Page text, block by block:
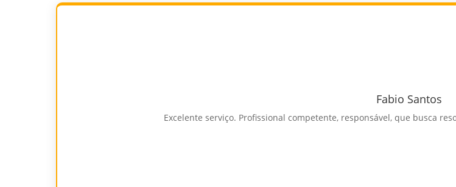
Fabio Santos
Excelente serviço. Profissional competente, responsável, que busca